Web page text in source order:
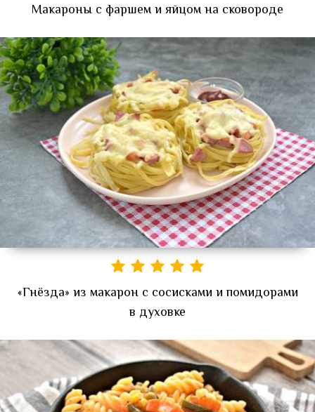
Макароны с фаршем и яйцом на сковороде
«Гнёзда» из макарон с сосисками и помидорами
в духовке